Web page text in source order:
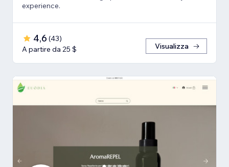
experience.
4,6 (43)
A partire da 25 $
Visualizza